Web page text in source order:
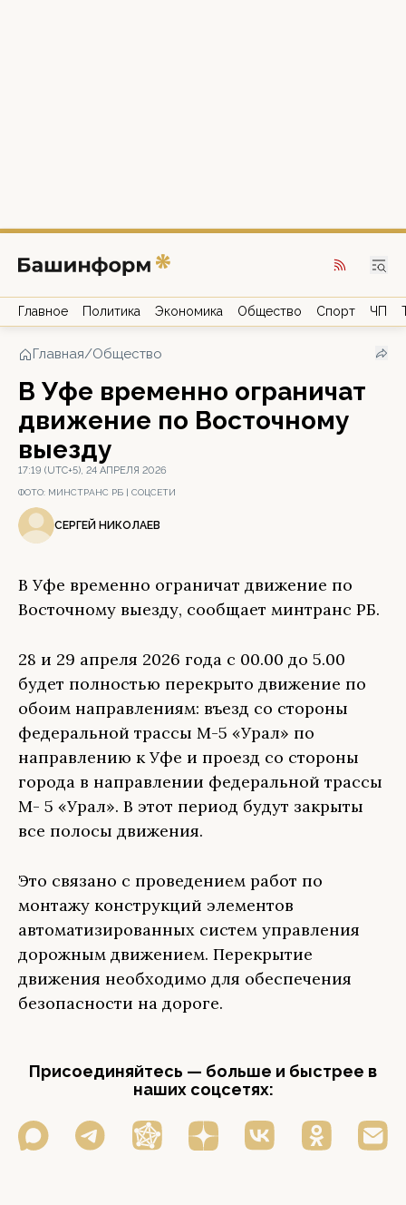
Главное Политика Экономика Общество Спорт ЧП
Главная/Общество
В Уфе временно ограничат
движение по Восточному
выезду
17:19 (UTC+5), 24 АПРЕЛЯ 2026
ФОТО: МИНСТРАНС РБ | СОЦСЕТИ
СЕРГЕЙ НИКОЛАЕВ
В Уфе временно ограничат движение по
Восточному выезду, сообщает минтранс РБ.
28 и 29 апреля 2026 года с 00.00 до 5.00
будет полностью перекрыто движение по
обоим направлениям: въезд со стороны
федеральной трассы М-5 «Урал» по
направлению к Уфе и проезд со стороны
города в направлении федеральной трассы
М- 5 «Урал». В этот период будут закрыты
все полосы движения.
Это связано с проведением работ по
монтажу конструкций элементов
автоматизированных систем управления
дорожным движением. Перекрытие
движения необходимо для обеспечения
безопасности на дороге.
Присоединяйтесь — больше и быстрее в
наших соцсетях: